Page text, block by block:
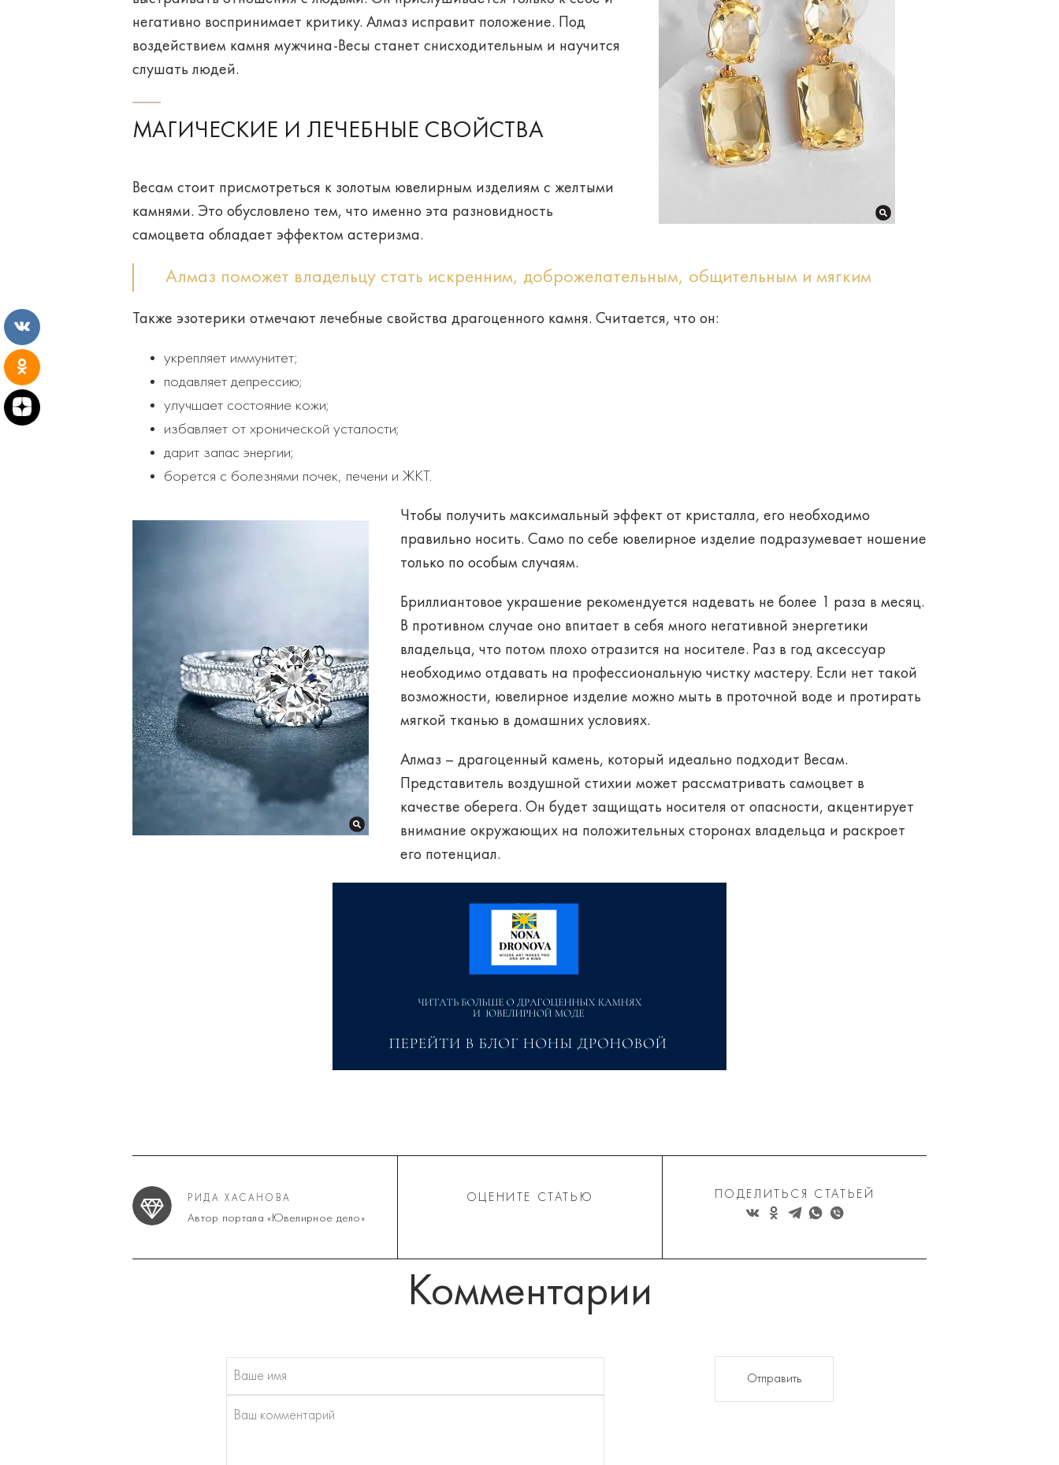
негативно воспринимает критику. Алмаз исправит положение. Под
воздействием камня мужчина-Весы станет снисходительным и научится
слушать людей.
МАГИЧЕСКИЕ И ЛЕЧЕБНЫЕ СВОЙСТВА
Весам стоит присмотреться к золотым ювелирным изделиям с желтыми
камнями. Это обусловлено тем, что именно эта разновидность
самоцвета обладает эффектом астеризма.
Алмаз поможет владельцу стать искренним, доброжелательным, общительным и мягким
Также эзотерики отмечают лечебные свойства драгоценного камня. Считается, что он:
укрепляет иммунитет;
подавляет депрессию;
улучшает состояние кожи;
избавляет от хронической усталости;
дарит запас энергии;
борется с болезнями почек, печени и ЖКТ.
Чтобы получить максимальный эффект от кристалла, его необходимо
правильно носить. Само по себе ювелирное изделие подразумевает ношение
только по особым случаям.
Бриллиантовое украшение рекомендуется надевать не более 1 раза в месяц.
В противном случае оно впитает в себя много негативной энергетики
владельца, что потом плохо отразится на носителе. Раз в год аксессуар
необходимо отдавать на профессиональную чистку мастеру. Если нет такой
возможности, ювелирное изделие можно мыть в проточной воде и протирать
мягкой тканью в домашних условиях.
Алмаз – драгоценный камень, который идеально подходит Весам.
Представитель воздушной стихии может рассматривать самоцвет в
качестве оберега. Он будет защищать носителя от опасности, акцентирует
внимание окружающих на положительных сторонах владельца и раскроет
его потенциал.
РИДА ХАСАНОВА
Автор портала «Ювелирное дело»
ОЦЕНИТЕ СТАТЬЮ ПОДЕЛИТЬСЯ СТАТЬЕЙ
Комментарии
Отправить